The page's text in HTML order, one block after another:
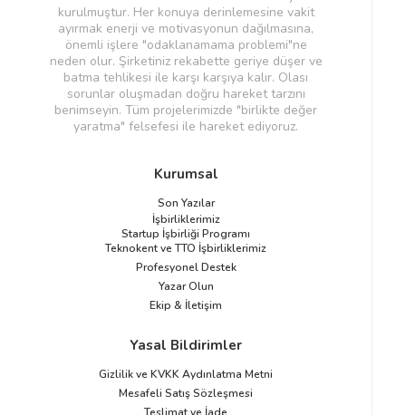
kurulmuştur. Her konuya derinlemesine vakit
ayırmak enerji ve motivasyonun dağılmasına,
önemli işlere "odaklanamama problemi"ne
neden olur. Şirketiniz rekabette geriye düşer ve
batma tehlikesi ile karşı karşıya kalır. Olası
sorunlar oluşmadan doğru hareket tarzını
benimseyin. Tüm projelerimizde "birlikte değer
yaratma" felsefesi ile hareket ediyoruz.
Kurumsal
Son Yazılar
İşbirliklerimiz
Startup İşbirliği Programı
Teknokent ve TTO İşbirliklerimiz
Profesyonel Destek
Yazar Olun
Ekip & İletişim
Yasal Bildirimler
Gizlilik ve KVKK Aydınlatma Metni
Mesafeli Satış Sözleşmesi